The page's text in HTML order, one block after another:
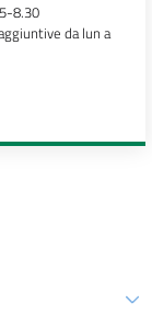
8.30
da lun a